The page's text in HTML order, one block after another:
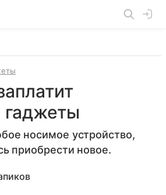
гаджеты
носимое устройство,
приобрести новое.